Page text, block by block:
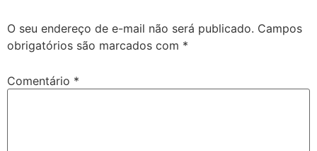
O seu endereço de e-mail não será publicado. Campos
obrigatórios são marcados com *
Comentário *